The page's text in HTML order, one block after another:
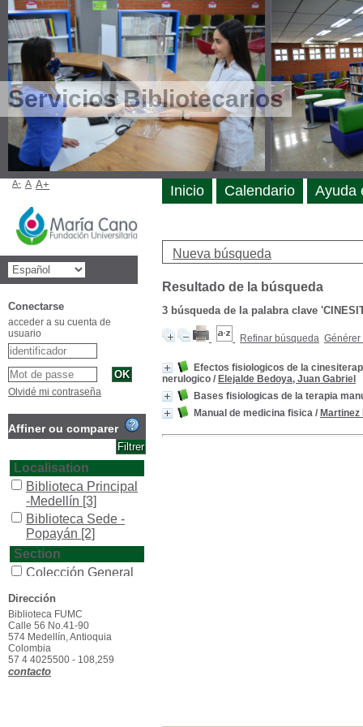
Servicios Bibliotecarios
Nueva búsqueda
Resultado de la búsqueda
3 búsqueda de la palabra clave
Refinar búsqueda Générer
Efectos fisiologicos de la
nerulogico / Elejalde Bedoya, Juan Gabriel
Bases fisiologicas de la terapia
Manual de medicina fisica / Martinez
Inicio Calendario Ayuda
A- A A+
Conectarse
acceder a su cuenta de
usuario
Olvidé mi contraseña
Affiner ou comparer
Localisation
Biblioteca Principal
-Medellín [3]
Biblioteca Sede -
Popayán [2]
Section
Colección General
General
Reserva[1]
Type de document
texto impreso[3]
Dirección
Biblioteca FUMC
Calle 56 No.41-90
574 Medellín, Antioquia
Colombia
57 4 4025500 - 108,259
contacto